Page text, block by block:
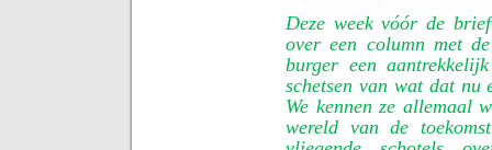
Deze week vóór de
over een column met
burger een
schetsen van wat dat nu
We kennen ze allemaal
wereld van de